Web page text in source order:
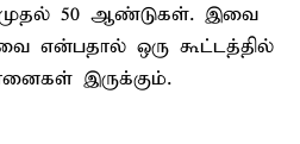
முதல் 50 ஆண்டுகள். இவை
என்பதால் ஒரு கூட்டத்தில்
இருக்கும்.